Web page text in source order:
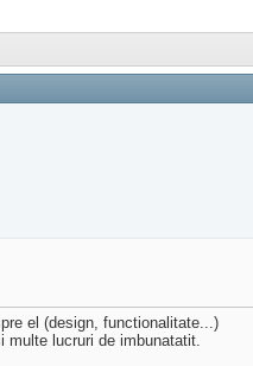
el (design, functionalitate...)
lucruri de imbunatatit.